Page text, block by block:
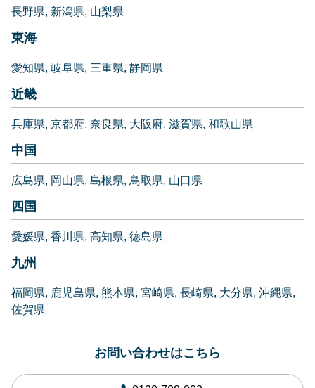
長野県 新潟県 山梨県
東海
愛知県 岐阜県 三重県 静岡県
近畿
兵庫県 京都府 奈良県 大阪府 滋賀県 和歌山県
中国
広島県 岡山県 島根県 鳥取県 山口県
四国
愛媛県 香川県 高知県 徳島県
九州
福岡県 鹿児島県 熊本県 宮崎県 長崎県 大分県 沖縄県
佐賀県
お問い合わせはこちら